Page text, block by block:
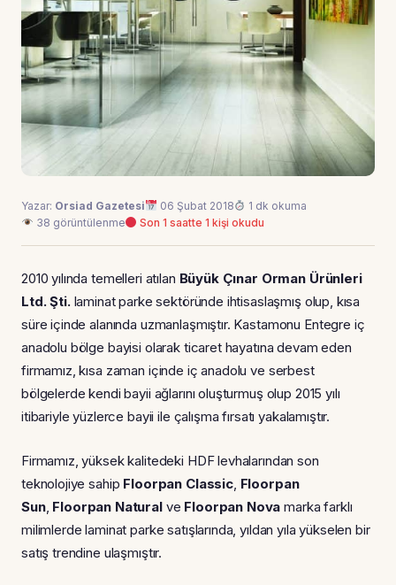
Yazar: Orsiad Gazetesi 06 Şubat 2018
1 dk okuma
38 görüntülenme
Son 1 saatte 1 kişi okudu
2010 yılında temelleri atılan Büyük Çınar Orman Ürünleri
Ltd. Şti.laminat parke sektöründe ihtisaslaşmış olup, kısa
süre içinde alanında uzmanlaşmıştır. Kastamonu Entegre iç
anadolu bölge bayisi olarak ticaret hayatına devam eden
firmamız, kısa zaman içinde iç anadolu ve serbest
bölgelerde kendi bayii ağlarını oluşturmuş olup 2015 yılı
itibariyle yüzlerce bayii ile çalışma fırsatı yakalamıştır.
Firmamız, yüksek kalitedeki HDF levhalarından son
teknolojiye sahip Floorpan Classic, Floorpan
Sun, Floorpan Naturalve Floorpan Nova marka farklı
milimlerde laminat parke satışlarında, yıldan yıla yükselen bir
satış trendine ulaşmıştır.